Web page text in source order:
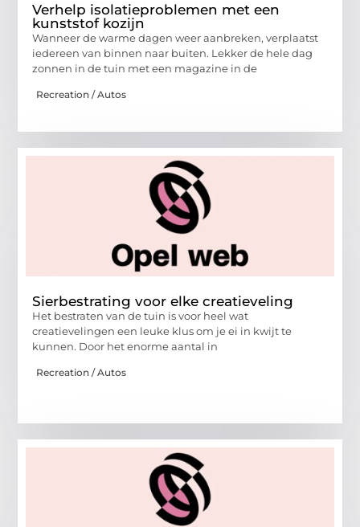
Verhelp isolatieproblemen met een
kunststof kozijn
Wanneer de warme dagen weer aanbreken, verplaatst
iedereen van binnen naar buiten. Lekker de hele dag
zonnen in de tuin met een magazine in de
Recreation / Autos
Sierbestrating voor elke creatieveling
Het bestraten van de tuin is voor heel wat
creatievelingen een leuke klus om je ei in kwijt te
kunnen. Door het enorme aantal in
Recreation / Autos